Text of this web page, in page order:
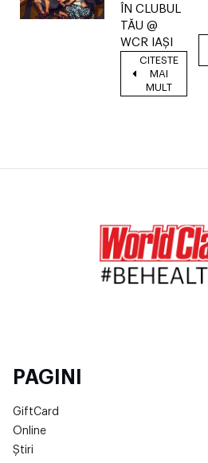
ÎN CLUBUL
TĂU @
WCR IAŞI
CITESTE
MAI
MULT
PAGINI
GiftCard
Online
Știri